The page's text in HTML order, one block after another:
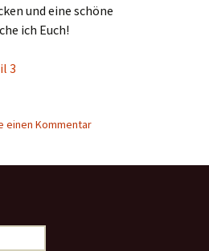
und eine schöne
ich Euch!
3
einen Kommentar